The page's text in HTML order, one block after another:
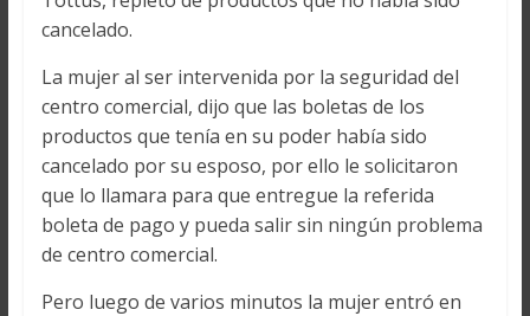
cancelado.
La mujer al ser intervenida por la seguridad del
centro comercial, dijo que las boletas de los
productos que tenía en su poder había sido
cancelado por su esposo, por ello le solicitaron
que lo llamara para que entregue la referida
boleta de pago y pueda salir sin ningún problema
de centro comercial.
Pero luego de varios minutos la mujer entró en